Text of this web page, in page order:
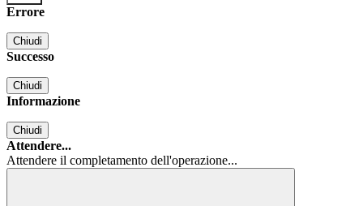
Errore
Chiudi
Successo
Chiudi
Informazione
Chiudi
Attendere...
Attendere il completamento dell'operazione...